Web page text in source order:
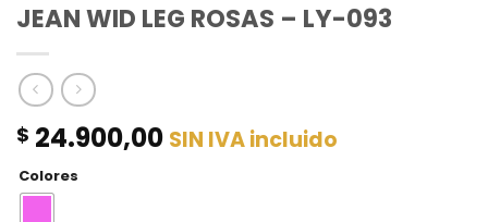
JEAN WID LEG ROSAS – LY-093
$ 24.900,00 SIN IVA incluido
Colores